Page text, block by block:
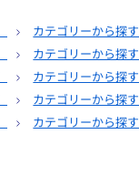
カテゴリーから探す
カテゴリーから探す
カテゴリーから探す
カテゴリーから探す
カテゴリーから探す